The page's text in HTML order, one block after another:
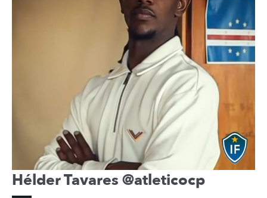
Hélder Tavares @atleticocp